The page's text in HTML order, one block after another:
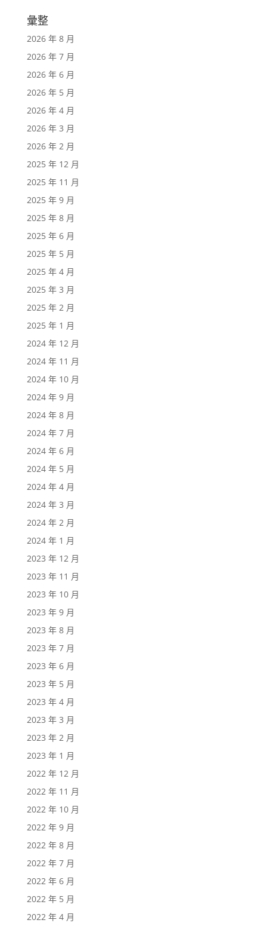
彙整
2026 年 8 月
2026 年 7 月
2026 年 6 月
2026 年 5 月
2026 年 4 月
2026 年 3 月
2026 年 2 月
2025 年 12 月
2025 年 11 月
2025 年 9 月
2025 年 8 月
2025 年 6 月
2025 年 5 月
2025 年 4 月
2025 年 3 月
2025 年 2 月
2025 年 1 月
2024 年 12 月
2024 年 11 月
2024 年 10 月
2024 年 9 月
2024 年 8 月
2024 年 7 月
2024 年 6 月
2024 年 5 月
2024 年 4 月
2024 年 3 月
2024 年 2 月
2024 年 1 月
2023 年 12 月
2023 年 11 月
2023 年 10 月
2023 年 9 月
2023 年 8 月
2023 年 7 月
2023 年 6 月
2023 年 5 月
2023 年 4 月
2023 年 3 月
2023 年 2 月
2023 年 1 月
2022 年 12 月
2022 年 11 月
2022 年 10 月
2022 年 9 月
2022 年 8 月
2022 年 7 月
2022 年 6 月
2022 年 5 月
2022 年 4 月